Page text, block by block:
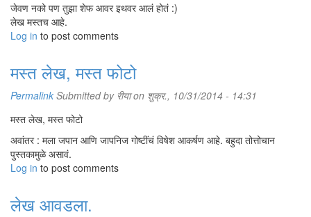
जेवण नको पण तुझा शेफ आवर इथवर आलं होतं :)
लेख मस्तच आहे.
Log in to post comments
मस्त लेख, मस्त फोटो
Permalink Submitted by रीयाon शुक्र., 10/31/2014 - 14:31
मस्त लेख, मस्त फोटो
अवांतर : मला जपान आणि जापनिज गोष्टींचं विषेश आकर्षण आहे. बहुदा तोत्तोचान
पुस्तकामुळे असावं.
Log in to post comments
लेख आवडला.